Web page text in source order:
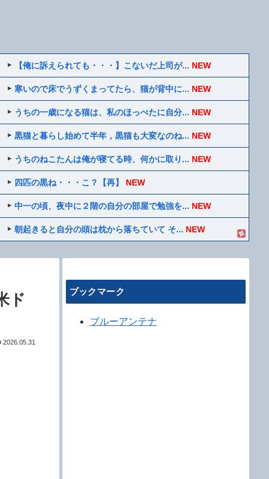
【俺に訴えられても・・・】こないだ上司が... NEW
寒いので床でうずくまってたら、猫が背中に... NEW
うちの一歳になる猫は、私のほっぺたに自分... NEW
黒猫と暮らし始めて半年，黒猫も大変なのね... NEW
うちのねこたんは俺が寝てる時、何かに取り... NEW
四匹の黒ね・・・こ？【再】 NEW
中一の頃、夜中に２階の自分の部屋で勉強を... NEW
朝起きると自分の頭は枕から落ちていて そ... NEW
ド
2026.05.31
ブックマーク
ブルーアンテナ